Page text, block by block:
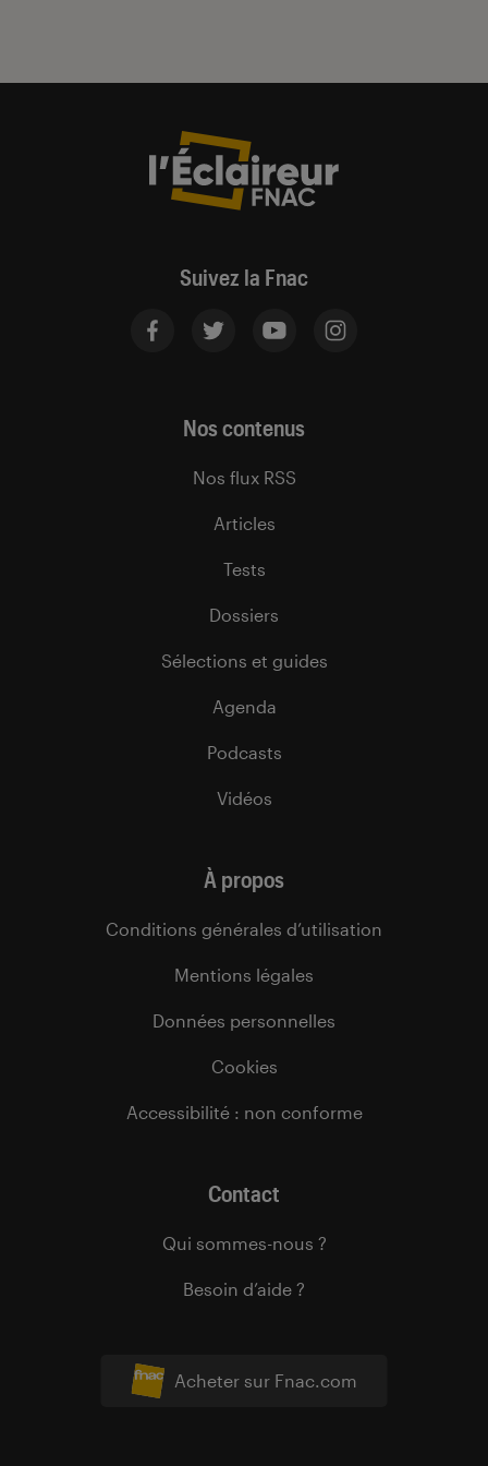
Suivez la Fnac
Acheter sur Fnac.com
Nos contenus
Nos flux RSS
Articles
Tests
Dossiers
Sélections et guides
Agenda
Podcasts
Vidéos
À propos
Conditions générales d’utilisation
Mentions légales
Données personnelles
Cookies
Accessibilité : non conforme
Contact
Qui sommes-nous ?
Besoin d’aide ?